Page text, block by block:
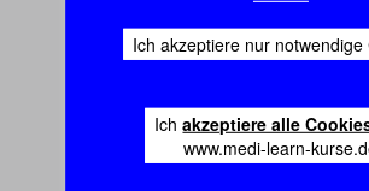
Ich akzeptiere nur notwendige
Ichakzeptiere alle
www.medi-learn-